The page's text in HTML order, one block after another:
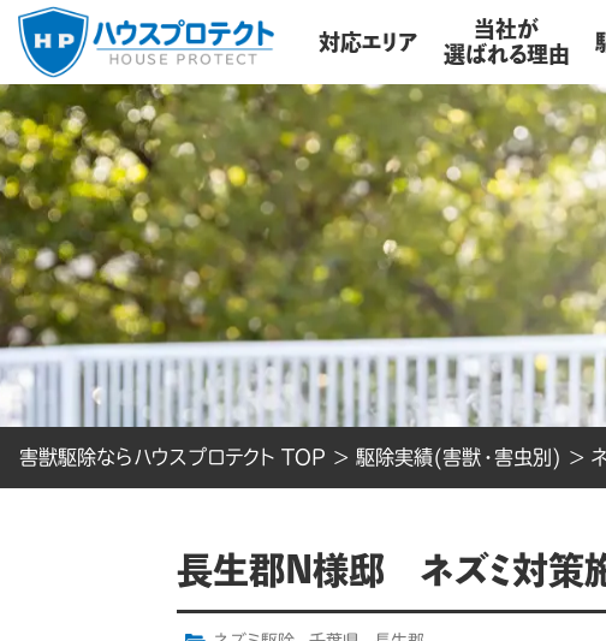
対応エリア
当社が
選ばれる理由
害獣駆除ならハウスプロテクト TOP > 駆除実績(害獣・害虫別) >
長生郡N様邸 ネズミ対策